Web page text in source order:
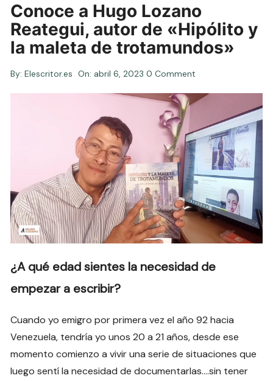
Conoce a Hugo Lozano
Reategui, autor de «Hipólito y
la maleta de trotamundos»
By: Elescritor.es On: abril 6, 2023 0 Comment
¿A qué edad sientes la necesidad de
empezar a escribir?
Cuando yo emigro por primera vez el año 92 hacia
Venezuela, tendría yo unos 20 a 21 años, desde ese
momento comienzo a vivir una serie de situaciones que
luego sentí la necesidad de documentarlas….sin tener